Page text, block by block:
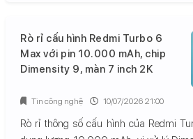
Rò rỉ cấu hình Redmi Turbo 6
Max với pin 10.000 mAh, chip
Dimensity 9, màn 7 inch 2K
Rò rỉ thông số cấu hình của Redmi
Tin công nghệ 10/07/2026 21:00